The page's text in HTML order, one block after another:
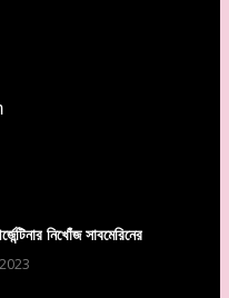
নিখোঁজ সাবমেরিনের